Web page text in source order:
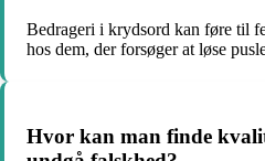
Bedrageri i krydsord kan føre til
hos dem, der forsøger at løse
Hvor kan man finde